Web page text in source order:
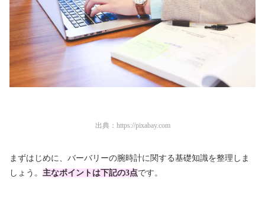
出典： https://pixabay.com
まずはじめに、バーバリーの腕時計に関する基礎知識を整理しま
しょう。 主なポイントは下記の3点です。